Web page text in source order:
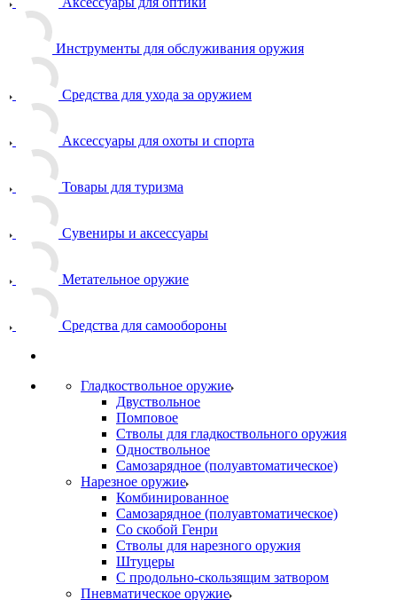
Инструменты для обслуживания оружия
Средства для ухода за оружием
Аксессуары для охоты и спорта
Товары для туризма
Сувениры и аксессуары
Метательное оружие
Средства для самообороны
Гладкоствольное оружие
Двуствольное
Помповое
Стволы для гладкоствольного оружия
Одноствольное
Самозарядное (полуавтоматическое)
Нарезное оружие
Комбинированное
Самозарядное (полуавтоматическое)
Со скобой Генри
Стволы для нарезного оружия
Штуцеры
С продольно-скользящим затвором
Пневматическое оружие